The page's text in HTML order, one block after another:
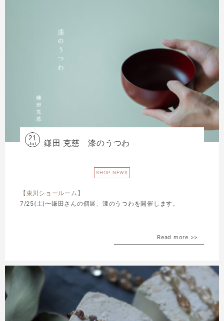
21
Jul 鎌田 克慈 漆のうつわ
SHOP NEWS
【東川ショールーム】
7/25(土)〜鎌田さんの個展、漆のうつわを開催します。
Read more >>